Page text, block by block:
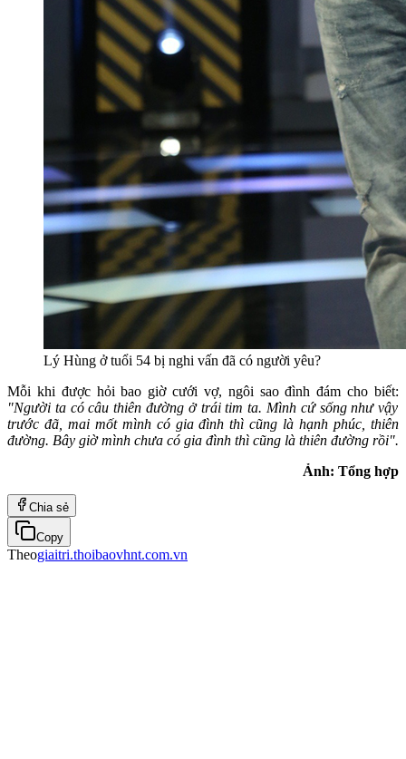
Lý Hùng ở tuổi 54 bị nghi vấn đã có người yêu?
Mỗi khi được hỏi bao giờ cưới vợ, ngôi sao đình đám cho biết:
"Người ta có câu thiên đường ở trái tim ta. Mình cứ sống như vậy
trước đã, mai mốt mình có gia đình thì cũng là hạnh phúc, thiên
đường. Bây giờ mình chưa có gia đình thì cũng là thiên đường rồi".
Ảnh: Tổng hợp
Chia sẻ
Copy
Theogiaitri.thoibaovhnt.com.vn